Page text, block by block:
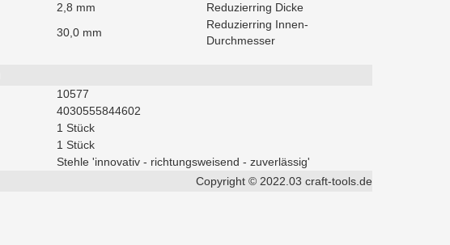
2,8 mm
Reduzierring Dicke
30,0 mm
Reduzierring Innen-
Durchmesser
10577
4030555844602
1 Stück
1 Stück
Stehle 'innovativ - richtungsweisend - zuverlässig'
Copyright © 2022.03 craft-tools.de